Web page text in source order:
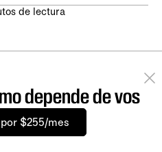
de lectura
depende de vos
$255/mes